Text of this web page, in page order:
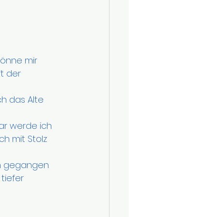
mir
der
werde ich
mit Stolz
gegangen
tiefer